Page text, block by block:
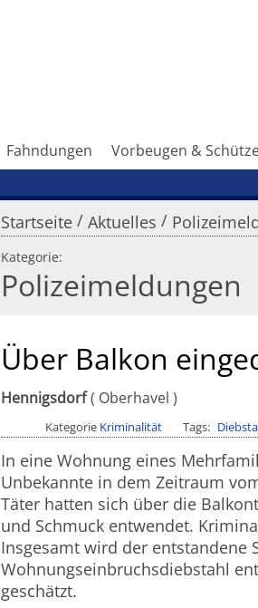
Fahndungen Vorbeugen &
Startseite / Aktuelles /
Kategorie:
Polizeimeldungen
Über Balkon
Hennigsdorf Oberhavel
Kategorie Kriminalität Tags
In eine Wohnung eines
Unbekannte in dem Zeitraum
Täter hatten sich über die
und Schmuck entwendet.
Insgesamt wird der entstandene
Wohnungseinbruchsdiebstahl
geschätzt.